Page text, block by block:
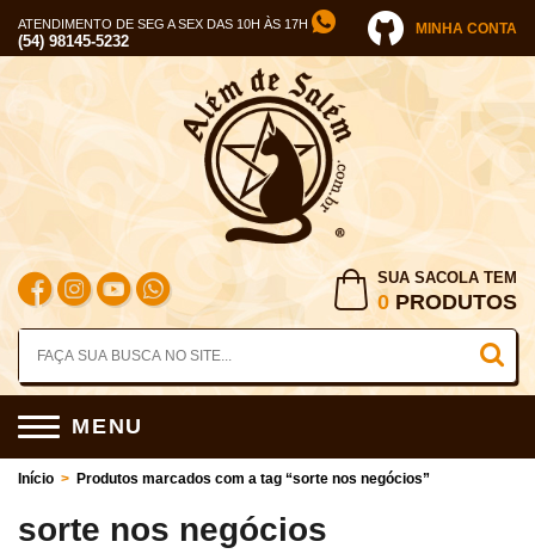
ATENDIMENTO DE SEG A SEX DAS 10H ÀS 17H
(54) 98145-5232
MINHA CONTA
SUA SACOLA TEM
0 PRODUTOS
MENU
Início > Produtos marcados com a tag “sorte nos negócios”
sorte nos negócios